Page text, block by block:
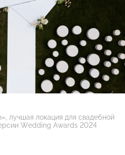
лучшая локация для свадебной
Wedding Awards 2024